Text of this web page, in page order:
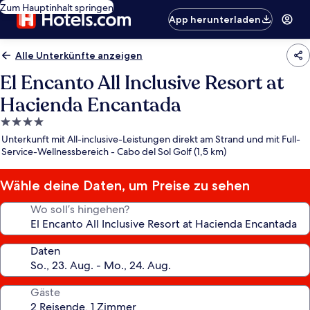
Zum Hauptinhalt springen
App herunterladen
Alle Unterkünfte anzeigen
El Encanto All Inclusive Resort at
Hacienda Encantada
4.0-
Sterne-
Unterkunft
Unterkunft mit All-inclusive-Leistungen direkt am Strand und mit Full-
Service-Wellnessbereich - Cabo del Sol Golf (1,5 km)
Wähle deine Daten, um Preise zu sehen
Wo soll’s hingehen?
Daten
Gäste